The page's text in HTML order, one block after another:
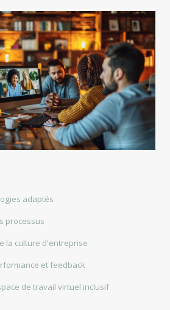
adaptés
processus
la culture d'entreprise
et feedback
de travail virtuel inclusif